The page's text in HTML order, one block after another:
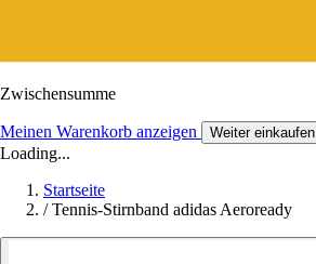
Zwischensumme
Meinen Warenkorb anzeigen Weiter einkaufen
Loading...
Startseite
/ Tennis-Stirnband adidas Aeroready